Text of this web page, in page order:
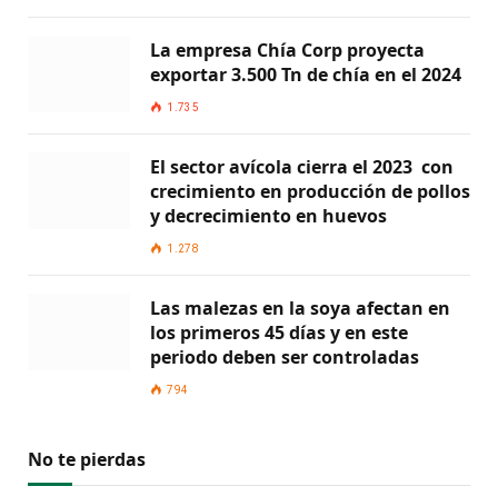
La empresa Chía Corp proyecta
exportar 3.500 Tn de chía en el 2024
1.735
El sector avícola cierra el 2023 con
crecimiento en producción de pollos
y decrecimiento en huevos
1.278
Las malezas en la soya afectan en
los primeros 45 días y en este
periodo deben ser controladas
794
No te pierdas